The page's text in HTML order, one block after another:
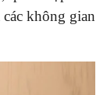
không gian